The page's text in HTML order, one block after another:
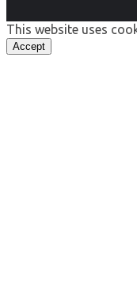
This website uses
Accept